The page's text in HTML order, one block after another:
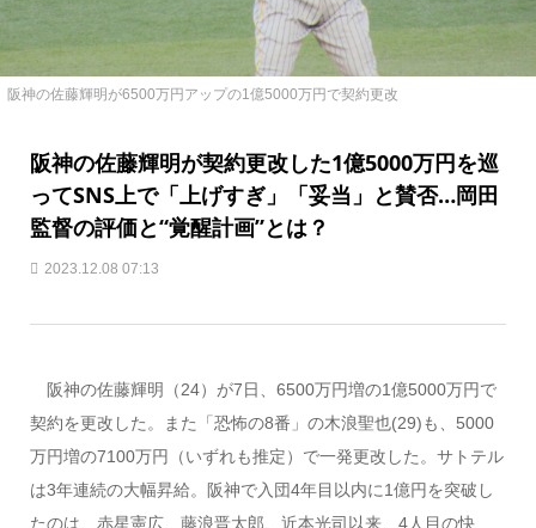
阪神の佐藤輝明が6500万円アップの1億5000万円で契約更改
阪神の佐藤輝明が契約更改した1億5000万円を巡
ってSNS上で「上げすぎ」「妥当」と賛否…岡田
監督の評価と“覚醒計画”とは？
2023.12.08 07:13
阪神の佐藤輝明（24）が7日、6500万円増の1億5000万円で
契約を更改した。また「恐怖の8番」の木浪聖也(29)も、5000
万円増の7100万円（いずれも推定）で一発更改した。サトテル
は3年連続の大幅昇給。阪神で入団4年目以内に1億円を突破し
たのは、赤星憲広、藤浪晋太郎、近本光司以来、4人目の快